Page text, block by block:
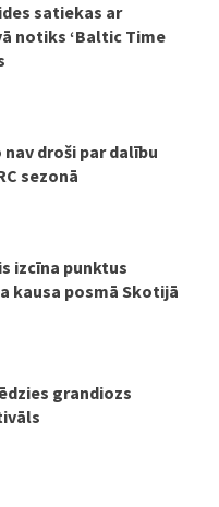
satiekas ar
notiks ‘Baltic Time
droši par dalību
sezonā
izcīna punktus
kausa posmā Skotijā
grandiozs